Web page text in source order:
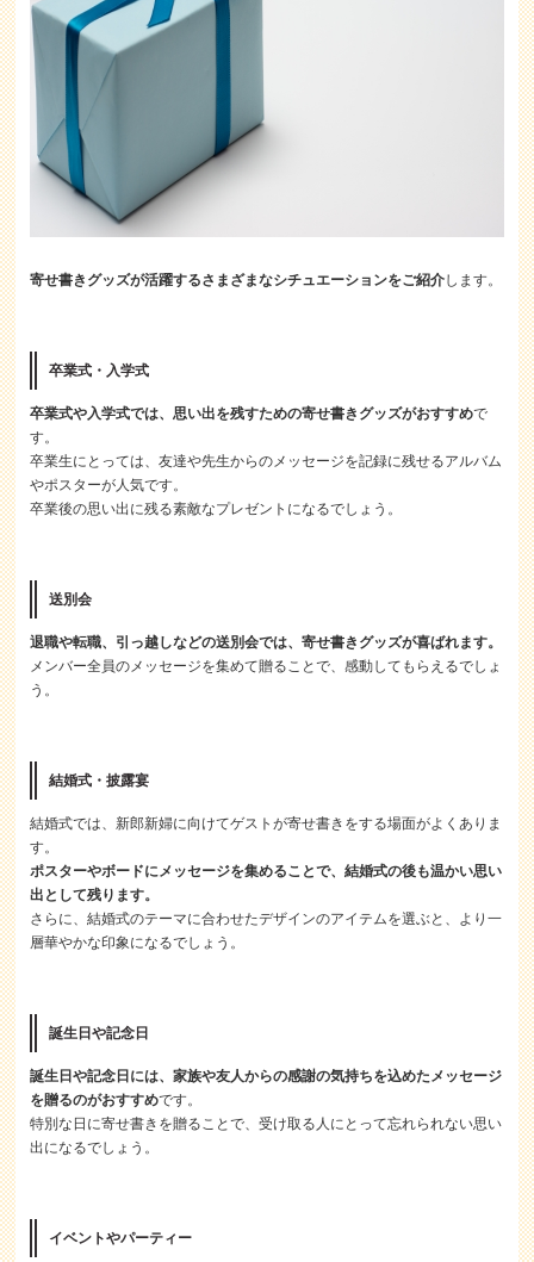
寄せ書きグッズが活躍するさまざまなシチュエーションをご紹介します。
卒業式・入学式
卒業式や入学式では、思い出を残すための寄せ書きグッズがおすすめで
す。
卒業生にとっては、友達や先生からのメッセージを記録に残せるアルバム
やポスターが人気です。
卒業後の思い出に残る素敵なプレゼントになるでしょう。
送別会
退職や転職、引っ越しなどの送別会では、寄せ書きグッズが喜ばれます。
メンバー全員のメッセージを集めて贈ることで、感動してもらえるでしょ
う。
結婚式・披露宴
結婚式では、新郎新婦に向けてゲストが寄せ書きをする場面がよくありま
す。
ポスターやボードにメッセージを集めることで、結婚式の後も温かい思い
出として残ります。
さらに、結婚式のテーマに合わせたデザインのアイテムを選ぶと、より一
層華やかな印象になるでしょう。
誕生日や記念日
誕生日や記念日には、家族や友人からの感謝の気持ちを込めたメッセージ
を贈るのがおすすめです。
特別な日に寄せ書きを贈ることで、受け取る人にとって忘れられない思い
出になるでしょう。
イベントやパーティー